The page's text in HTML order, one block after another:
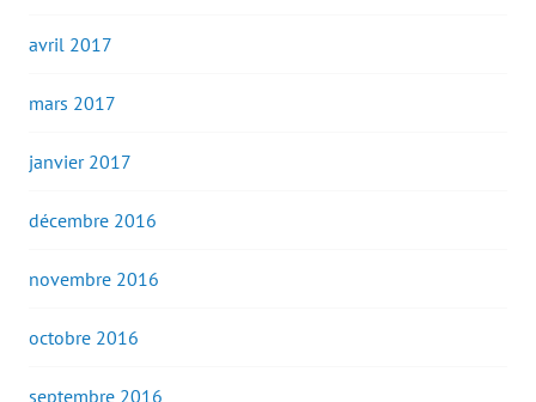
avril 2017
mars 2017
janvier 2017
décembre 2016
novembre 2016
octobre 2016
septembre 2016